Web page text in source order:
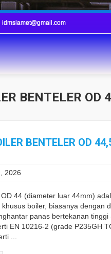
idmslamet@gmail.com
BENTELER
BENTELER OD
2026
44 (diameter luar 44mm)
khusus boiler, biasanya dengan
panas bertekanan
EN 10216-2 (grade P235GH
...